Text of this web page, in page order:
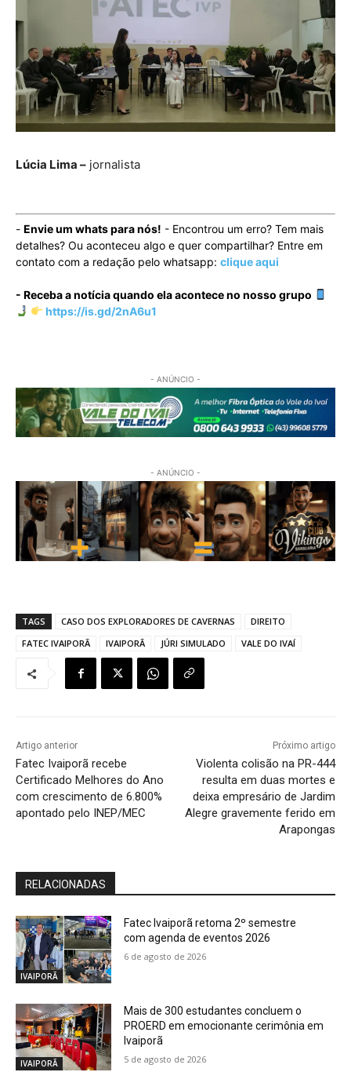
Lúcia Lima – jornalista
- Envie um whats para nós! - Encontrou um erro? Tem mais
detalhes? Ou aconteceu algo e quer compartilhar? Entre em
contato com a redação pelo whatsapp: clique aqui
- Receba a notícia quando ela acontece no nosso grupo
https://is.gd/2nA6u1
- ANÚNCIO -
- ANÚNCIO -
TAGS CASO DOS EXPLORADORES DE CAVERNAS
DIREITO
FATEC IVAIPORÃ
IVAIPORÃ JÚRI SIMULADO VALE DO IVAÍ
Artigo anterior
Fatec Ivaiporã recebe
Certificado Melhores do Ano
com crescimento de 6.800%
apontado pelo INEP/MEC
Próximo artigo
Violenta colisão na PR-444
resulta em duas mortes e
deixa empresário de Jardim
Alegre gravemente ferido em
Arapongas
RELACIONADAS
IVAIPORÃ
Fatec Ivaiporã retoma 2º semestre
com agenda de eventos 2026
6 de agosto de 2026
IVAIPORÃ
Mais de 300 estudantes concluem o
PROERD em emocionante cerimônia em
Ivaiporã
5 de agosto de 2026